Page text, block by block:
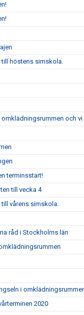
till höstens simskola.
och
terminsstart!
till vecka 4
vårens simskola.
råd i Stockholms län
i
2020